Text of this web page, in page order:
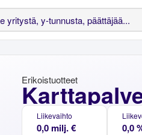
Erikoistuotteet
Liikevaihto
0,0 milj. € 0,0